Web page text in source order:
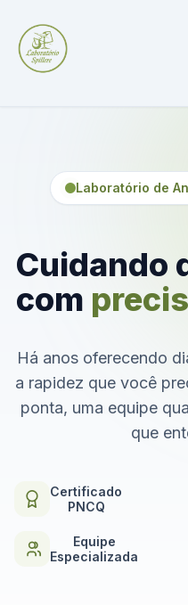
Laboratório de
Cuidando
com
Há anos oferecendo
a rapidez que você
ponta, uma equipe
que
Certificado
PNCQ
Equipe
Especializada